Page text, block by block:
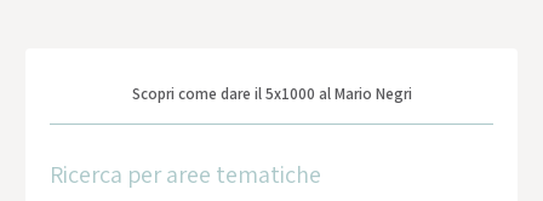
Scopri come dare il 5x1000 al Mario Negri
Ricerca per aree tematiche